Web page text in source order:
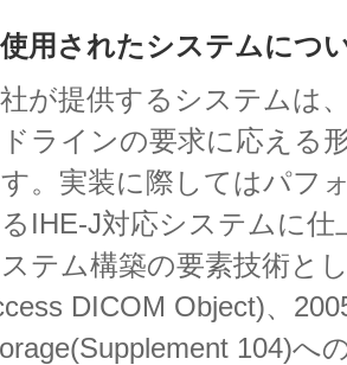
使用されたシステムにつ
が提供するシステムは
ラインの要求に応える
す。実装に際してはパフ
IHE-J対応システムに
テム構築の要素技術と
DICOM Object)、
104)へ